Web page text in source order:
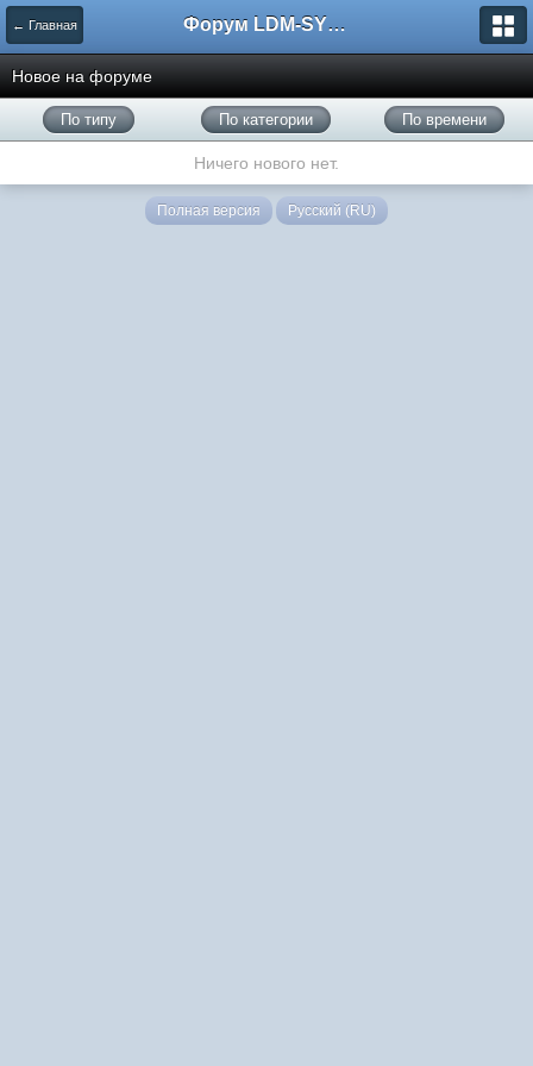
← Главная Форум LDM-SYSTEMS
Новое на форуме
По типу По категории По времени
Ничего нового нет.
Полная версия Русский (RU)